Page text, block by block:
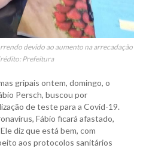
devido ao aumento na arrecadação
Prefeitura
gripais ontem, domingo, o
Persch, buscou por
de teste para a Covid-19.
Fábio ficará afastado,
diz que está bem, com
aos protocolos sanitários